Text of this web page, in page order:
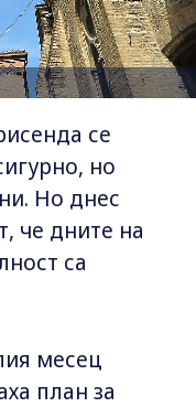
се
но
Но днес
че дните на
са
месец
план за